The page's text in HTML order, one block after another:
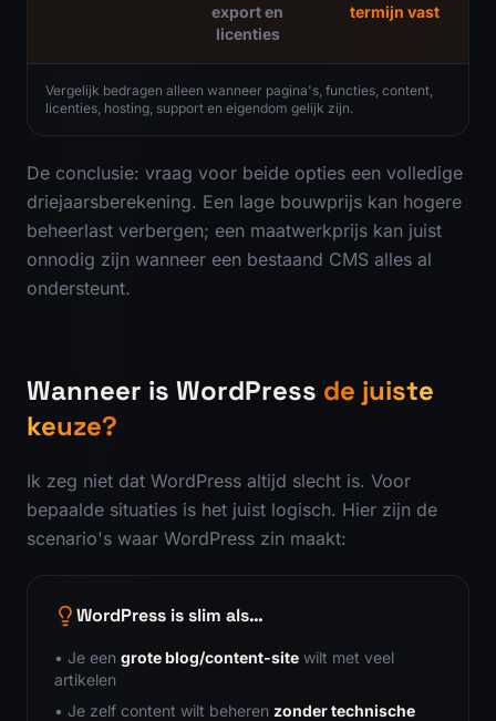
export en
licenties
termijn vast
Vergelijk bedragen alleen wanneer pagina's, functies, content,
licenties, hosting, support en eigendom gelijk zijn.
De conclusie: vraag voor beide opties een volledige
driejaarsberekening. Een lage bouwprijs kan hogere
beheerlast verbergen; een maatwerkprijs kan juist
onnodig zijn wanneer een bestaand CMS alles al
ondersteunt.
Wanneer is WordPress de juiste
keuze?
Ik zeg niet dat WordPress altijd slecht is. Voor
bepaalde situaties is het juist logisch. Hier zijn de
scenario's waar WordPress zin maakt:
WordPress is slim als…
• Je een grote blog/content-site wilt met veel
artikelen
• Je zelf content wilt beheren zonder technische